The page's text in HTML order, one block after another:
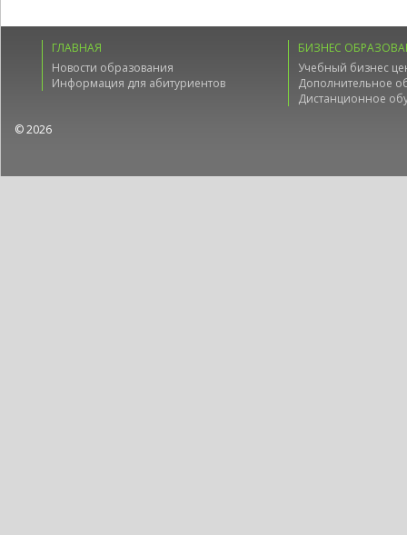
ГЛАВНАЯ
Новости образования
Информация для абитуриентов
БИЗНЕС
Учебный бизнес
Дополнительное
Дистанционное
© 2026